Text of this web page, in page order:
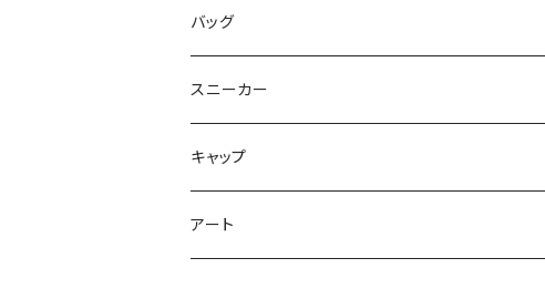
刺繍Tシャツ
ロンT
バッグ
トートバッグ
エコバッグ
サコッシュ
スニーカー
キャップ
アート